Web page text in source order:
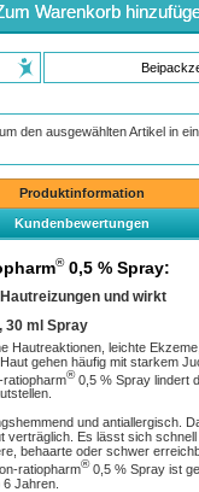
Warenkorb
um den ausgewählten Artikel in
Produktinformation
Kundenbewertungen
®0,5 % Spray:
und wirkt
30 ml Spray
Hautreaktionen, leichte
gehen häufig mit starkem
ratiopharm®0,5 % Spray lindert
und antiallergisch.
verträglich. Es lässt sich
behaarte oder schwer
ratiopharm®0,5 % Spray ist
Jahren.